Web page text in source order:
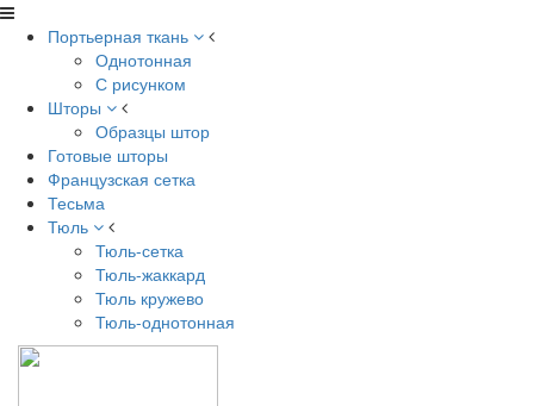
Портьерная ткань
Однотонная
С рисунком
Шторы
Образцы штор
Готовые шторы
Французская сетка
Тесьма
Тюль
Тюль-сетка
Тюль-жаккард
Тюль кружево
Тюль-однотонная